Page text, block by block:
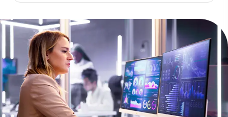
ARQUITETURA DE DATA WAREHOUSE E
DATA MARTS
33 horas
COMPUTAÇÃO EM NUVEM E WEB
SERVICES EM LINUX
33 horas